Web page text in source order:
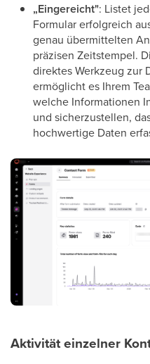
„Eingereicht": Listet
Formular erfolgreich
genau übermittelten
präzisen Zeitstempel.
direktes Werkzeug zur
ermöglicht es Ihrem
welche Informationen
und sicherzustellen,
hochwertige Daten
Aktivität einzelner